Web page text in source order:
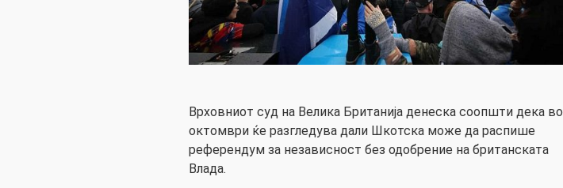
Врховниот суд на Велика Британија денеска соопшти дека во
октомври ќе разгледува дали Шкотска може да распише
референдум за независност без одобрение на британската
Влада.